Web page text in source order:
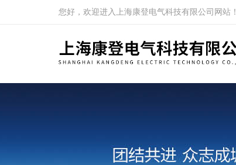
您好，欢迎进入上海康登电气科技有限公司网站！